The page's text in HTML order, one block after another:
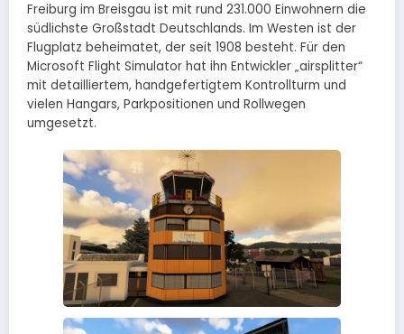
Freiburg im Breisgau ist mit rund 231.000 Einwohnern die
südlichste Großstadt Deutschlands. Im Westen ist der
Flugplatz beheimatet, der seit 1908 besteht. Für den
Microsoft Flight Simulator hat ihn Entwickler „airsplitter“
mit detailliertem, handgefertigtem Kontrollturm und
vielen Hangars, Parkpositionen und Rollwegen
umgesetzt.